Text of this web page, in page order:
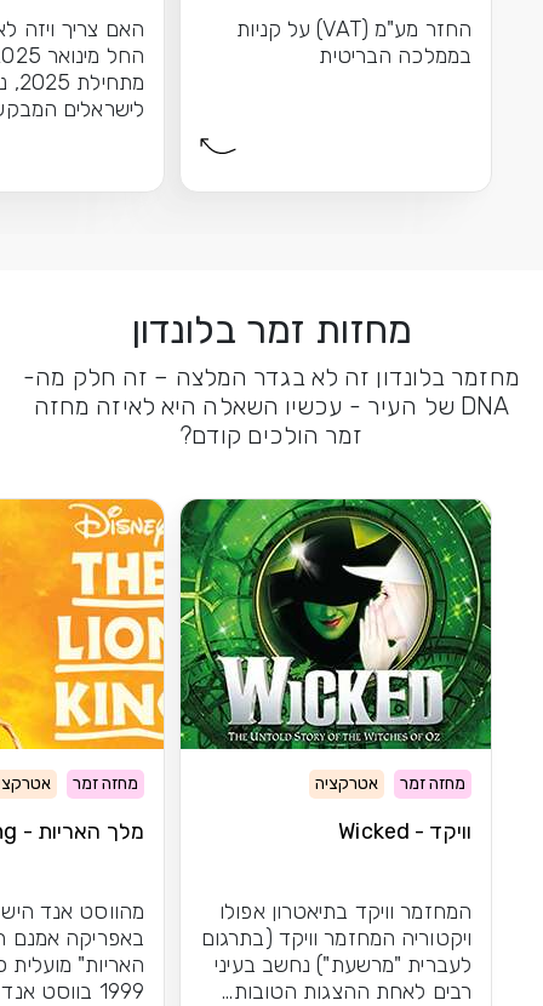
החזר מע"מ (VAT) על קניות
בממלכה הבריטית
האם צריך ויזה
לישראלים
מחזות זמר בלונדון
מחזמר בלונדון זה לא בגדר המלצה – זה חלק מה-
DNA של העיר - עכשיו השאלה היא לאיזה מחזה
זמר הולכים קודם?
מחזה זמר אטרקציה
וויקד - Wicked
המחזמר וויקד בתיאטרון אפולו
ויקטוריה המחזמר וויקד (בתרגום
לעברית "מרשעת") נחשב בעיני
רבים לאחת ההצגות הטובות...
מחזה זמר
מלך האריות - The Lion King
מהווסט אנד
באפריקה אמנם
האריות"
1999 בווסט